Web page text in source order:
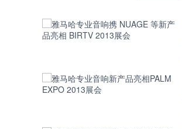
讯
分
类